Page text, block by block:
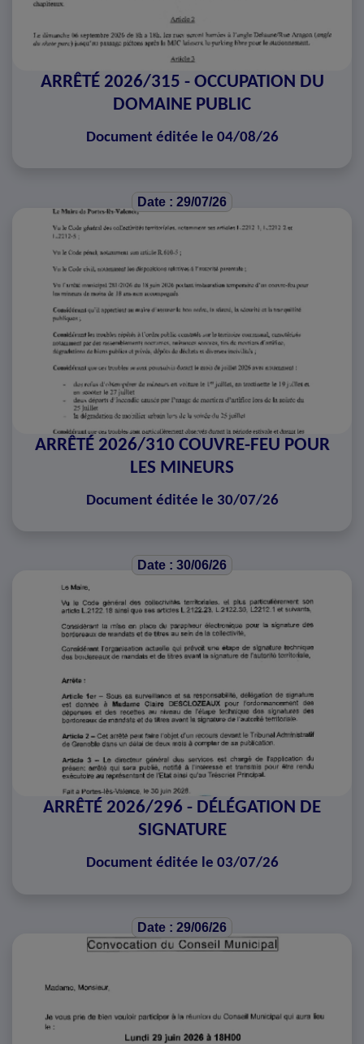
ARRÊTÉ 2026/315 - OCCUPATION DU
DOMAINE PUBLIC
Document éditée le 04/08/26
Date : 29/07/26
ARRÊTÉ 2026/310 COUVRE-FEU POUR
LES MINEURS
Document éditée le 30/07/26
Date : 30/06/26
ARRÊTÉ 2026/296 - DÉLÉGATION DE
SIGNATURE
Document éditée le 03/07/26
Date : 29/06/26